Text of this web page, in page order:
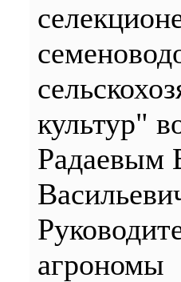
культур"
Радаевым
агрономы